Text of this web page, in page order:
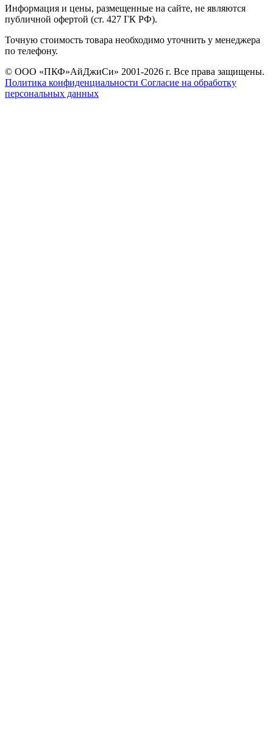
Информация и цены, размещенные на сайте, не являются
публичной офертой (ст. 427 ГК РФ).
Точную стоимость товара необходимо уточнить у менеджера
по телефону.
© ООО «ПКФ»АйДжиСи» 2001-2026 г. Все права защищены.
Политика конфиденциальности Согласие на обработку
персональных данных